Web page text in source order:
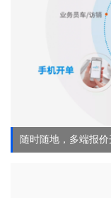
随时随地，多端报